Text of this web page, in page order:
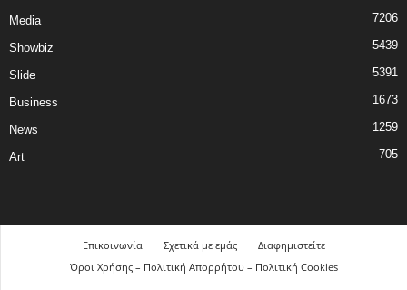
Media 7206
Showbiz 5439
Slide 5391
Business 1673
News 1259
Art 705
Επικοινωνία Σχετικά με εμάς
Διαφημιστείτε
Όροι Χρήσης – Πολιτική Απορρήτου – Πολιτική Cookies